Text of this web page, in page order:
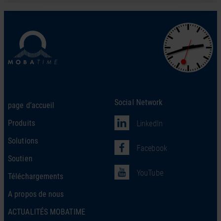
page d’accueil
Produits
Solutions
Soutien
Téléchargements
A propos de nous
ACTUALITÉS MOBATIME
Social Network
LinkedIn
Facebook
YouTube